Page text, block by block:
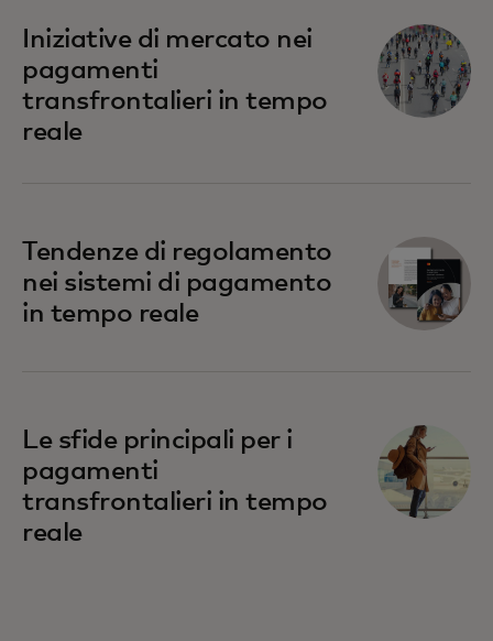
Iniziative di mercato nei
pagamenti
transfrontalieri in tempo
reale
Tendenze di regolamento
nei sistemi di pagamento
in tempo reale
Le sfide principali per i
pagamenti
transfrontalieri in tempo
reale